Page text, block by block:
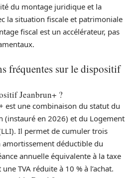
du montage juridique et la
la situation fiscale et patrimoniale
fiscal est un accélérateur, pas
fréquentes sur le dispositif
Jeanbrun+ ?
est une combinaison du statut du
(instauré en 2026) et du Logement
Il permet de cumuler trois
amortissement déductible du
annuelle équivalente à la taxe
TVA réduite à 10 % à l’achat.